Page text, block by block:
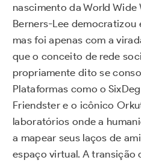
nascimento da World Wide
Berners-Lee democratizou
mas foi apenas com a
que o conceito de rede
propriamente dito se
Plataformas como o
Friendster e o icônico
laboratórios onde a
a mapear seus laços de
espaço virtual. A transição